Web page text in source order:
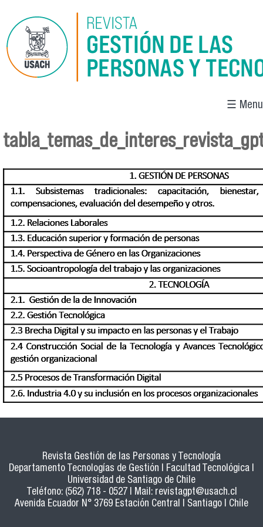
☰ Menu
Se encuentra usted aquí
Revista Gestión de las Personas y Tecnología
Departamento Tecnologías de Gestión | Facultad Tecnológica |
Universidad de Santiago de Chile
Teléfono: (562) 718 - 0527 | Mail: revistagpt@usach.cl
Avenida Ecuador N° 3769 Estación Central | Santiago | Chile